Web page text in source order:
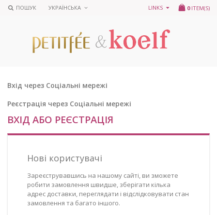
ПОШУК УКРАЇНСЬКА 0 ITEM(S)
LINKS
Вхід через Соціальні мережі
Реєстрація через Соціальні мережі
ВХІД АБО РЕЄСТРАЦІЯ
Нові користувачі
Зареєструвавшись на нашому сайті, ви зможете
робити замовлення швидше, зберігати кілька
адрес доставки, переглядати і відслідковувати стан
замовлення та багато іншого.